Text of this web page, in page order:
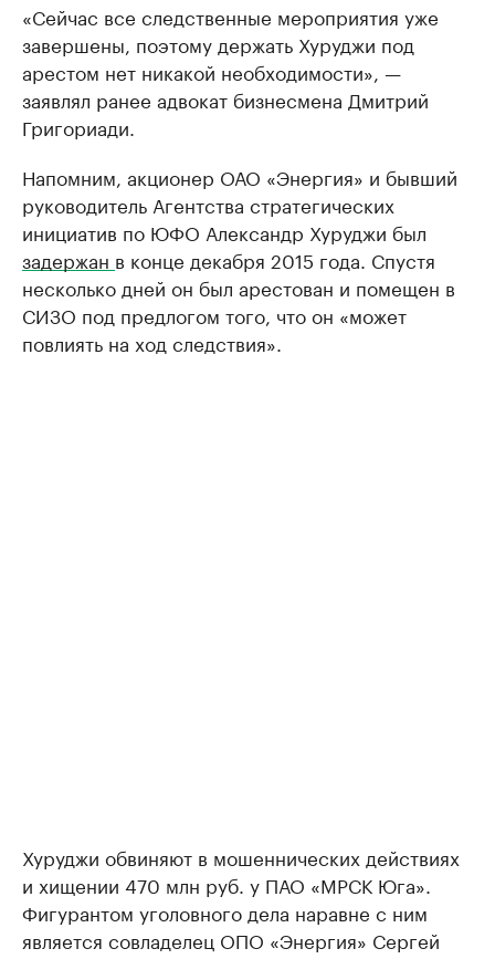
«Сейчас все следственные мероприятия уже
завершены, поэтому держать Хуруджи под
арестом нет никакой необходимости», —
заявлял ранее адвокат бизнесмена Дмитрий
Григориади.
Напомним, акционер ОАО «Энергия» и бывший
руководитель Агентства стратегических
инициатив по ЮФО Александр Хуруджи был
задержан в конце декабря 2015 года. Спустя
несколько дней он был арестован и помещен в
СИЗО под предлогом того, что он «может
повлиять на ход следствия».
Хуруджи обвиняют в мошеннических действиях
и хищении 470 млн руб. у ПАО «МРСК Юга».
Фигурантом уголовного дела наравне с ним
является совладелец ОПО «Энергия» Сергей